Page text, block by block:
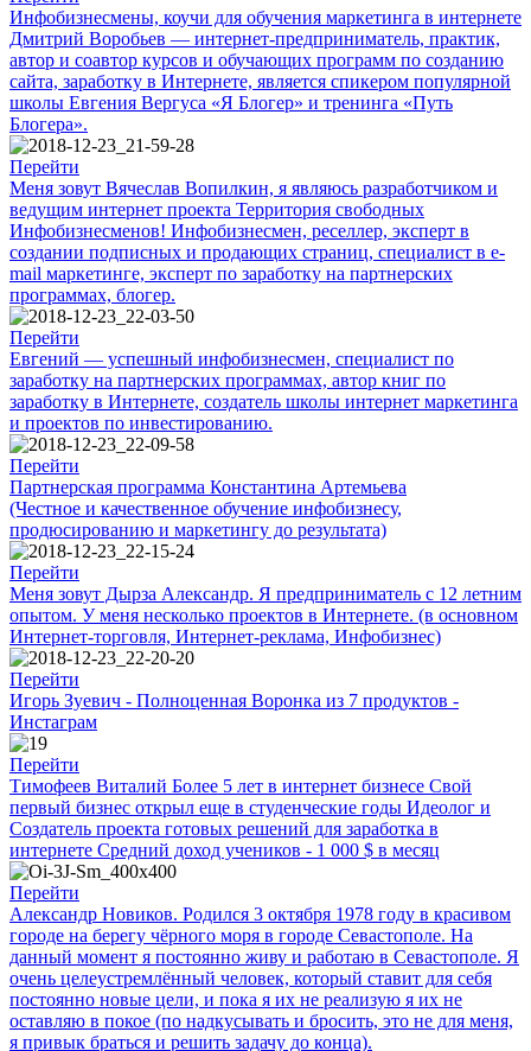
Инфобизнесмены, коучи для обучения маркетинга в интернете
Дмитрий Воробьев — интернет-предприниматель, практик,
автор и соавтор курсов и обучающих программ по созданию
сайта, заработку в Интернете, является спикером популярной
школы Евгения Вергуса «Я Блогер» и тренинга «Путь
Блогера».
Перейти
Меня зовут Вячеслав Вопилкин, я являюсь разработчиком и
ведущим интернет проекта Территория свободных
Инфобизнесменов! Инфобизнесмен, реселлер, эксперт в
создании подписных и продающих страниц, специалист в e-
mail маркетинге, эксперт по заработку на партнерских
программах, блогер.
Перейти
Евгений — успешный инфобизнесмен, специалист по
заработку на партнерских программах, автор книг по
заработку в Интернете, создатель школы интернет маркетинга
и проектов по инвестированию.
Перейти
Партнерская программа Константина Артемьева
(Честное и качественное обучение инфобизнесу,
продюсированию и маркетингу до результата)
Перейти
Меня зовут Дырза Александр. Я предприниматель с 12 летним
опытом. У меня несколько проектов в Интернете. (в основном
Интернет-торговля, Интернет-реклама, Инфобизнес)
Перейти
Игорь Зуевич - Полноценная Воронка из 7 продуктов -
Инстаграм
Перейти
Тимофеев Виталий Более 5 лет в интернет бизнесе Свой
первый бизнес открыл еще в студенческие годы Идеолог и
Создатель проекта готовых решений для заработка в
интернете Средний доход учеников - 1 000 $ в месяц
Перейти
Александр Новиков. Родился 3 октября 1978 году в красивом
городе на берегу чёрного моря в городе Севастополе. На
данный момент я постоянно живу и работаю в Севастополе. Я
очень целеустремлённый человек, который ставит для себя
постоянно новые цели, и пока я их не реализую я их не
оставляю в покое (по надкусывать и бросить, это не для меня,
я привык браться и решить задачу до конца).